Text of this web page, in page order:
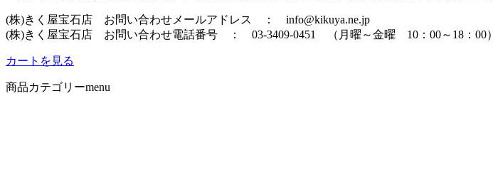
(株)きく屋宝石店 お問い合わせメールアドレス ： info@kikuya.ne.jp
(株)きく屋宝石店 お問い合わせ電話番号 ： 03-3409-0451 （月曜～金曜 10：00～18：00）
カートを見る
商品カテゴリーmenu